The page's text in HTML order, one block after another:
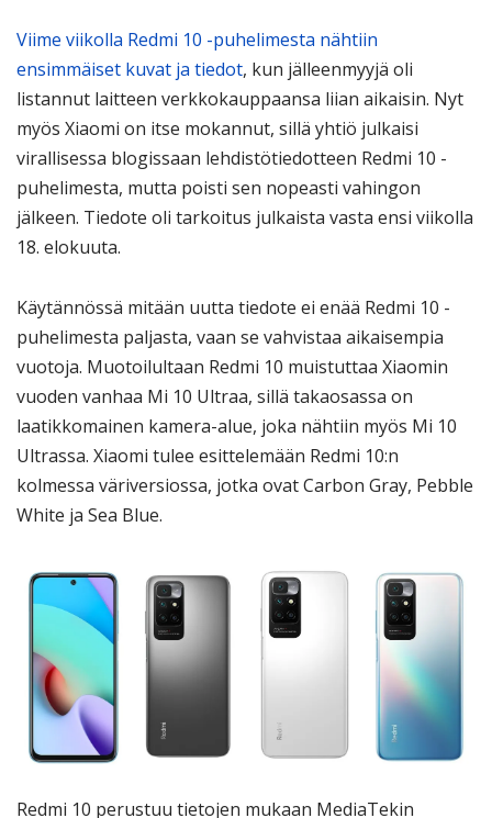
Viime viikolla Redmi 10 -puhelimesta nähtiin
ensimmäiset kuvat ja tiedot, kun jälleenmyyjä oli
listannut laitteen verkkokauppaansa liian aikaisin. Nyt
myös Xiaomi on itse mokannut, sillä yhtiö julkaisi
virallisessa blogissaan lehdistötiedotteen Redmi 10 -
puhelimesta, mutta poisti sen nopeasti vahingon
jälkeen. Tiedote oli tarkoitus julkaista vasta ensi viikolla
18. elokuuta.
Käytännössä mitään uutta tiedote ei enää Redmi 10 -
puhelimesta paljasta, vaan se vahvistaa aikaisempia
vuotoja. Muotoilultaan Redmi 10 muistuttaa Xiaomin
vuoden vanhaa Mi 10 Ultraa, sillä takaosassa on
laatikkomainen kamera-alue, joka nähtiin myös Mi 10
Ultrassa. Xiaomi tulee esittelemään Redmi 10:n
kolmessa väriversiossa, jotka ovat Carbon Gray, Pebble
White ja Sea Blue.
Redmi 10 perustuu tietojen mukaan MediaTekin